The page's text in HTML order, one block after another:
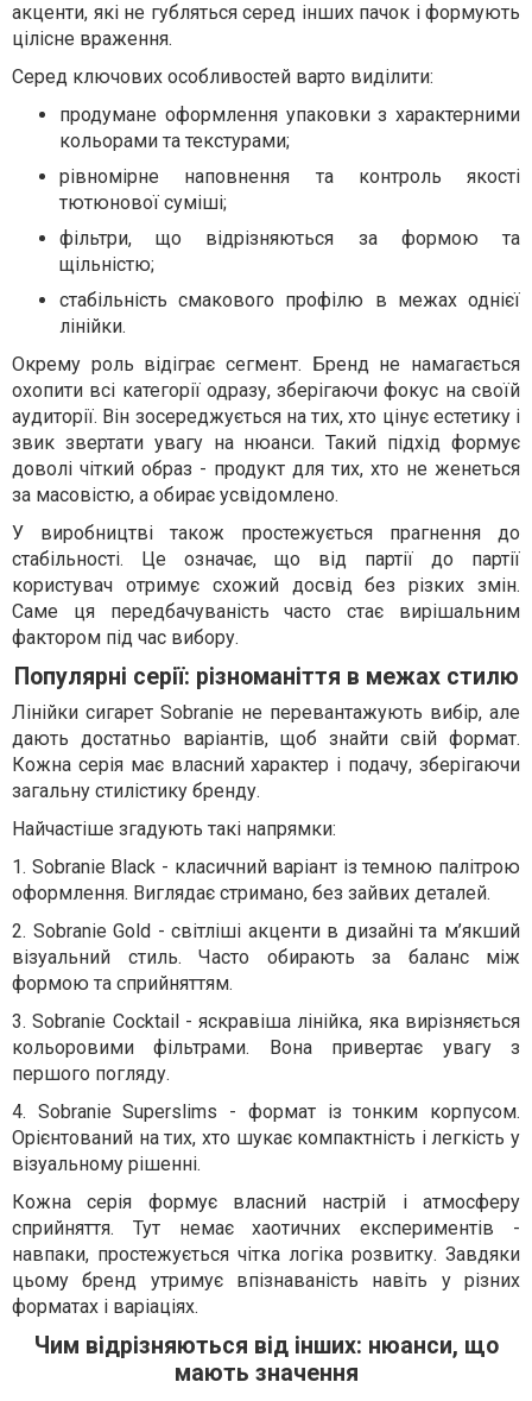
акценти, які не губляться серед інших пачок і формують
цілісне враження.
Серед ключових особливостей варто виділити:
продумане оформлення упаковки з характерними
кольорами та текстурами;
рівномірне наповнення та контроль якості
тютюнової суміші;
фільтри, що відрізняються за формою та
щільністю;
стабільність смакового профілю в межах однієї
лінійки.
Окрему роль відіграє сегмент. Бренд не намагається
охопити всі категорії одразу, зберігаючи фокус на своїй
аудиторії. Він зосереджується на тих, хто цінує естетику і
звик звертати увагу на нюанси. Такий підхід формує
доволі чіткий образ - продукт для тих, хто не женеться
за масовістю, а обирає усвідомлено.
У виробництві також простежується прагнення до
стабільності. Це означає, що від партії до партії
користувач отримує схожий досвід без різких змін.
Саме ця передбачуваність часто стає вирішальним
фактором під час вибору.
Популярні серії: різноманіття в межах стилю
Лінійки сигарет Sobranie не перевантажують вибір, але
дають достатньо варіантів, щоб знайти свій формат.
Кожна серія має власний характер і подачу, зберігаючи
загальну стилістику бренду.
Найчастіше згадують такі напрямки:
1. Sobranie Black - класичний варіант із темною палітрою
оформлення. Виглядає стримано, без зайвих деталей.
2. Sobranie Gold - світліші акценти в дизайні та м’якший
візуальний стиль. Часто обирають за баланс між
формою та сприйняттям.
3. Sobranie Cocktail - яскравіша лінійка, яка вирізняється
кольоровими фільтрами. Вона привертає увагу з
першого погляду.
4. Sobranie Superslims - формат із тонким корпусом.
Орієнтований на тих, хто шукає компактність і легкість у
візуальному рішенні.
Кожна серія формує власний настрій і атмосферу
сприйняття. Тут немає хаотичних експериментів -
навпаки, простежується чітка логіка розвитку. Завдяки
цьому бренд утримує впізнаваність навіть у різних
форматах і варіаціях.
Чим відрізняються від інших: нюанси, що
мають значення